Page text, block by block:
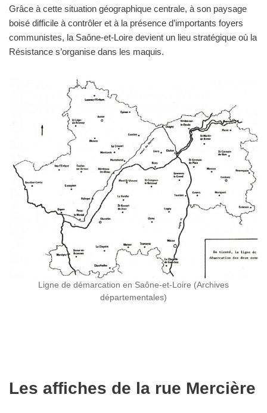
Grâce à cette situation géographique centrale, à son paysage
boisé difficile à contrôler et à la présence d’importants foyers
communistes, la Saône-et-Loire devient un lieu stratégique où la
Résistance s’organise dans les maquis.
Ligne de démarcation en Saône-et-Loire (Archives
départementales)
Les affiches de la rue Mercière